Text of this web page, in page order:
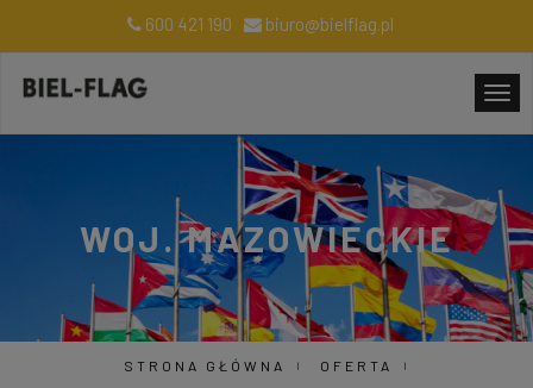
600 421 190 biuro@bielflag.pl
WOJ. MAZOWIECKIE
STRONA GŁÓWNA
OFERTA